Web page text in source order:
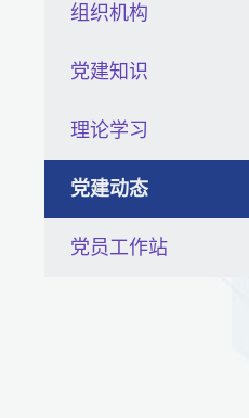
组织机构
党建知识
理论学习
党建动态
党员工作站